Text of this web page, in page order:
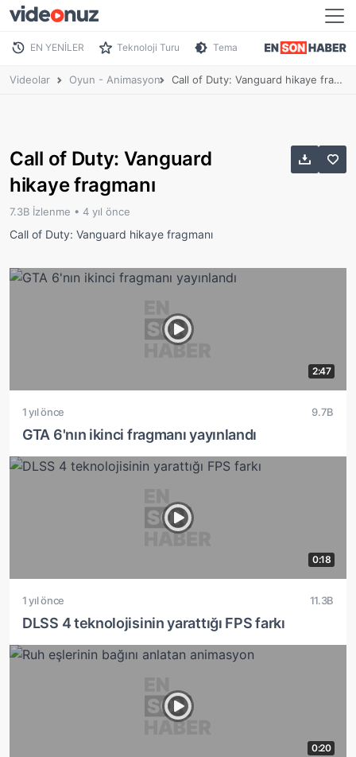
EN YENİLER Teknoloji Turu Tema
Videolar Oyun - Animasyon Call of Duty: Vanguard hikaye fragmanı
Call of Duty: Vanguard
hikaye fragmanı
7.3B İzlenme • 4 yıl önce
Call of Duty: Vanguard hikaye fragmanı
2:47
1 yıl önce 9.7B
GTA 6'nın ikinci fragmanı yayınlandı
0:18
1 yıl önce 11.3B
DLSS 4 teknolojisinin yarattığı FPS farkı
0:20